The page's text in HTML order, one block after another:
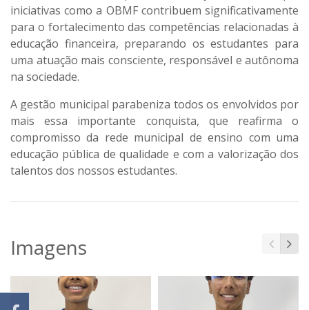
iniciativas como a OBMF contribuem significativamente
para o fortalecimento das competências relacionadas à
educação financeira, preparando os estudantes para
uma atuação mais consciente, responsável e autônoma
na sociedade.
A gestão municipal parabeniza todos os envolvidos por
mais essa importante conquista, que reafirma o
compromisso da rede municipal de ensino com uma
educação pública de qualidade e com a valorização dos
talentos dos nossos estudantes.
Imagens